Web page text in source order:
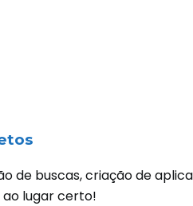
de buscas, criação de
ao lugar certo!